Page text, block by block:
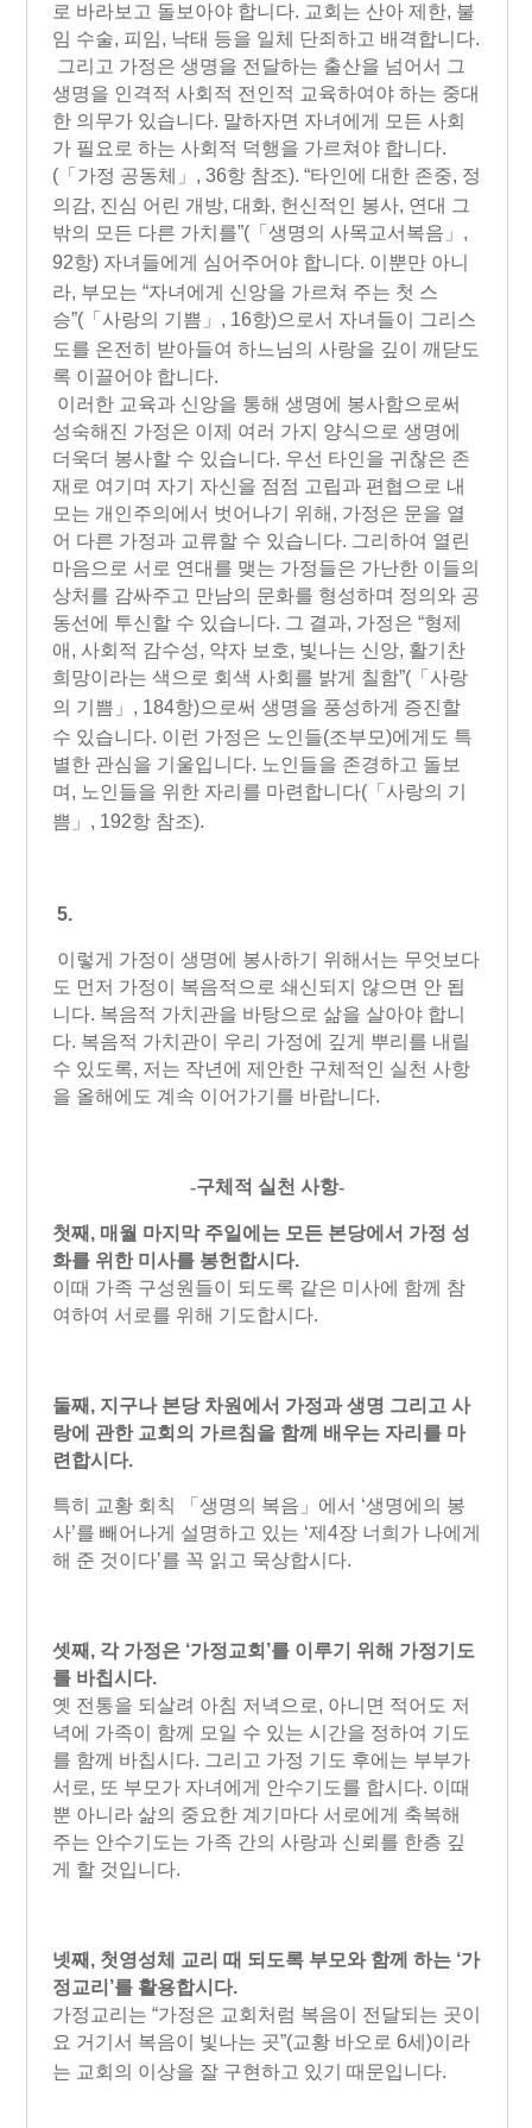
로 바라보고 돌보아야 합니다. 교회는 산아 제한, 불
임 수술, 피임, 낙태 등을 일체 단죄하고 배격합니다.
그리고 가정은 생명을 전달하는 출산을 넘어서 그
생명을 인격적 사회적 전인적 교육하여야 하는 중대
한 의무가 있습니다. 말하자면 자녀에게 모든 사회
가 필요로 하는 사회적 덕행을 가르쳐야 합니다.
(「가정 공동체」, 36항 참조). “타인에 대한 존중, 정
의감, 진심 어린 개방, 대화, 헌신적인 봉사, 연대 그
밖의 모든 다른 가치를”(「생명의 사목교서복음」,
92항)자녀들에게 심어주어야 합니다. 이뿐만 아니
라, 부모는 “자녀에게 신앙을 가르쳐 주는 첫 스
승”(「사랑의 기쁨」, 16항)으로서 자녀들이 그리스
도를 온전히 받아들여 하느님의 사랑을 깊이 깨닫도
록 이끌어야 합니다.
이러한 교육과 신앙을 통해 생명에 봉사함으로써
성숙해진 가정은 이제 여러 가지 양식으로 생명에
더욱더 봉사할 수 있습니다. 우선 타인을 귀찮은 존
재로 여기며 자기 자신을 점점 고립과 편협으로 내
모는 개인주의에서 벗어나기 위해, 가정은 문을 열
어 다른 가정과 교류할 수 있습니다. 그리하여 열린
마음으로 서로 연대를 맺는 가정들은 가난한 이들의
상처를 감싸주고 만남의 문화를 형성하며 정의와 공
동선에 투신할 수 있습니다. 그 결과, 가정은 “형제
애, 사회적 감수성, 약자 보호, 빛나는 신앙, 활기찬
희망이라는 색으로 회색 사회를 밝게 칠함”(「사랑
의 기쁨」, 184항)으로써 생명을 풍성하게 증진할
수 있습니다. 이런 가정은 노인들(조부모)에게도 특
별한 관심을 기울입니다. 노인들을 존경하고 돌보
며, 노인들을 위한 자리를 마련합니다(「사랑의 기
쁨」, 192항 참조).
5.
이렇게 가정이 생명에 봉사하기 위해서는 무엇보다
도 먼저 가정이 복음적으로 쇄신되지 않으면 안 됩
니다. 복음적 가치관을 바탕으로 삶을 살아야 합니
다. 복음적 가치관이 우리 가정에 깊게 뿌리를 내릴
수 있도록, 저는 작년에 제안한 구체적인 실천 사항
을 올해에도 계속 이어가기를 바랍니다.
-구체적 실천 사항-
첫째, 매월 마지막 주일에는 모든 본당에서 가정 성
화를 위한 미사를 봉헌합시다.
이때 가족 구성원들이 되도록 같은 미사에 함께 참
여하여 서로를 위해 기도합시다.
둘째, 지구나 본당 차원에서 가정과 생명 그리고 사
랑에 관한 교회의 가르침을 함께 배우는 자리를 마
련합시다.
특히 교황 회칙 「생명의 복음」에서 ‘생명에의 봉
사’를 빼어나게 설명하고 있는 ‘제4장 너희가 나에게
해 준 것이다’를 꼭 읽고 묵상합시다.
셋째, 각 가정은 ‘가정교회’를 이루기 위해 가정기도
를 바칩시다.
옛 전통을 되살려 아침 저녁으로, 아니면 적어도 저
녁에 가족이 함께 모일 수 있는 시간을 정하여 기도
를 함께 바칩시다. 그리고 가정 기도 후에는 부부가
서로, 또 부모가 자녀에게 안수기도를 합시다. 이때
뿐 아니라 삶의 중요한 계기마다 서로에게 축복해
주는 안수기도는 가족 간의 사랑과 신뢰를 한층 깊
게 할 것입니다.
넷째, 첫영성체 교리 때 되도록 부모와 함께 하는 ‘가
정교리’를 활용합시다.
가정교리는 “가정은 교회처럼 복음이 전달되는 곳이
요 거기서 복음이 빛나는 곳”(교황 바오로 6세)이라
는 교회의 이상을 잘 구현하고 있기 때문입니다.